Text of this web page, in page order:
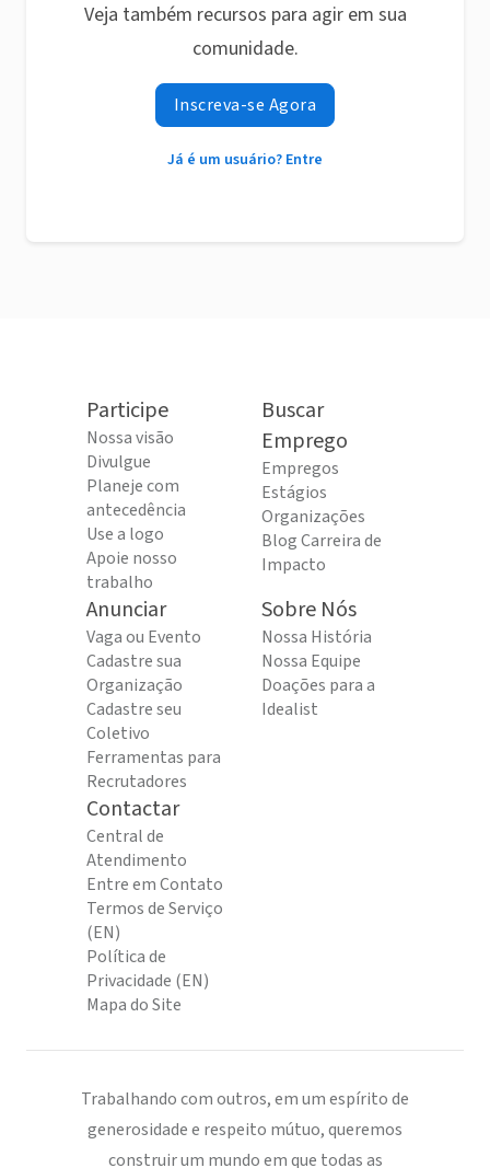
Veja também recursos para agir em sua
comunidade.
Inscreva-se Agora
Já é um usuário? Entre
Participe
Nossa visão
Divulgue
Planeje com
antecedência
Use a logo
Apoie nosso
trabalho
Buscar
Emprego
Empregos
Estágios
Organizações
Blog Carreira de
Impacto
Anunciar
Vaga ou Evento
Cadastre sua
Organização
Cadastre seu
Coletivo
Ferramentas para
Recrutadores
Sobre Nós
Nossa História
Nossa Equipe
Doações para a
Idealist
Contactar
Central de
Atendimento
Entre em Contato
Termos de Serviço
(EN)
Política de
Privacidade (EN)
Mapa do Site
Trabalhando com outros, em um espírito de
generosidade e respeito mútuo, queremos
construir um mundo em que todas as